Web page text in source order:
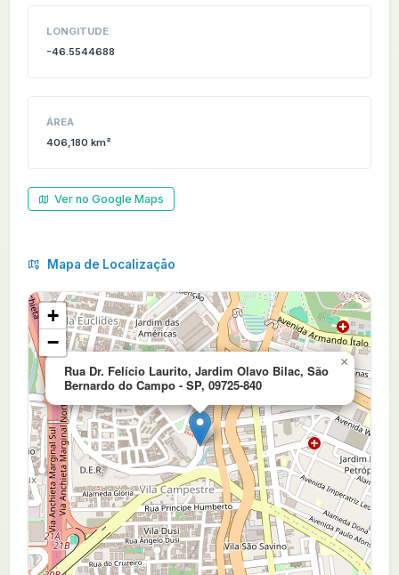
LONGITUDE
-46.5544688
ÁREA
406,180 km²
Ver no Google Maps
Mapa de Localização
Rua Dr. Felício Laurito, Jardim Olavo Bilac, São
Bernardo do Campo - SP, 09725-840
×
+
−